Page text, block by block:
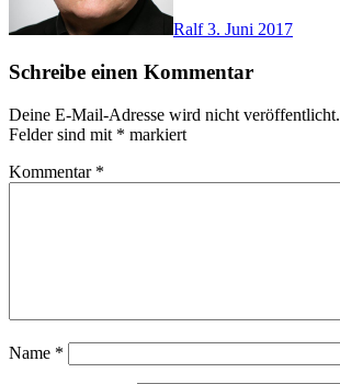
Ralf3. Juni 2017
Schreibe einen Kommentar
Deine E-Mail-Adresse wird nicht veröffentlicht.
Felder sind mit * markiert
Kommentar *
Name *